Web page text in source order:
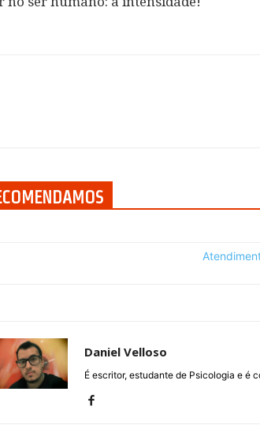
Daniel Velloso
É escritor, estudante de Psicologia e é